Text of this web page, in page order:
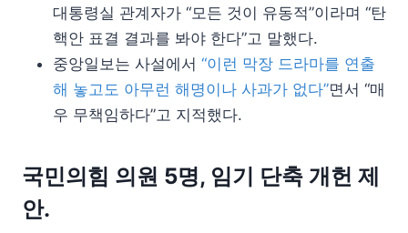
대통령실 관계자가 “모든 것이 유동적”이라며 “탄
핵안 표결 결과를 봐야 한다”고 말했다.
중앙일보는 사설에서 “이런 막장 드라마를 연출
해 놓고도 아무런 해명이나 사과가 없다”면서 “매
우 무책임하다”고 지적했다.
국민의힘 의원 5명, 임기 단축 개헌 제
안.